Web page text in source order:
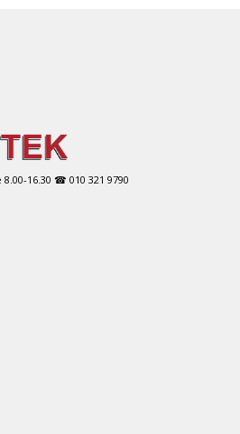
8.00-16.30 ☎ 010 321 9790